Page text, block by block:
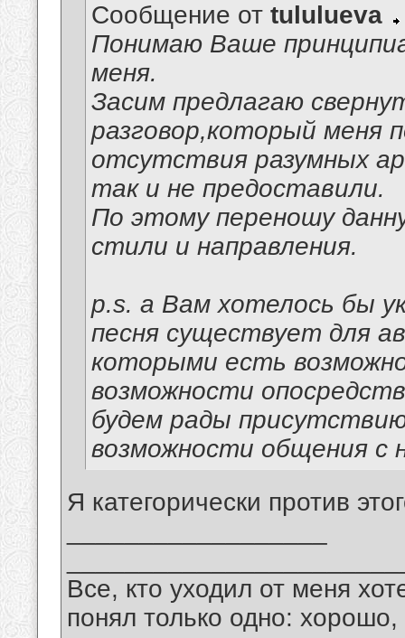
Сообщение от tululueva
Понимаю Ваше
меня.
Засим предлагаю
разговор,который меня
отсутствия разумных
так и не предоставили.
По этому переношу
стили и направления.
p.s. а Вам хотелось бы
песня существует для
которыми есть
возможности
будем рады
возможности общения с
Я категорически против
Все, кто уходил от меня
понял только одно: